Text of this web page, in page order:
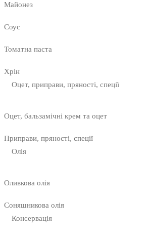
Майонез
Соус
Томатна паста
Хрін
Оцет, приправи, пряності, спеції
Оцет, бальзамічні крем та оцет
Приправи, пряності, спеції
Олія
Оливкова олія
Соняшникова олія
Консервація